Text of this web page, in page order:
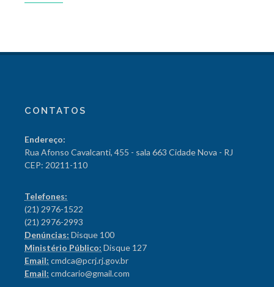
CONTATOS
Endereço:
Rua Afonso Cavalcanti, 455 - sala 663 Cidade Nova - RJ
CEP: 20211-110
Telefones:
(21) 2976-1522
(21) 2976-2993
Denúncias: Disque 100
Ministério Público: Disque 127
Email: cmdca@pcrj.rj.gov.br
Email: cmdcario@gmail.com